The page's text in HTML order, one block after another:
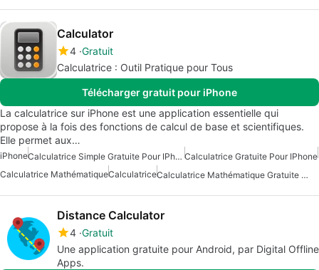
Calculator
4 Gratuit
Calculatrice : Outil Pratique pour Tous
Télécharger gratuit pour iPhone
La calculatrice sur iPhone est une application essentielle qui
propose à la fois des fonctions de calcul de base et scientifiques.
Elle permet aux…
iPhone Calculatrice Simple Gratuite Pour IPhone Calculatrice Gratuite Pour IPhone
Calculatrice MathématiqueCalculatrice Calculatrice Mathématique Gratuite Pour IPhone
Distance Calculator
4 Gratuit
Une application gratuite pour Android, par Digital Offline
Apps.